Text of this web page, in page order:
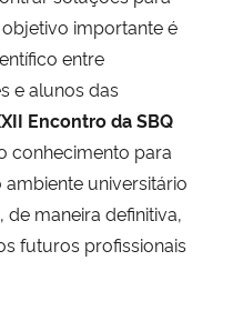
importante é
entre
e alunos das
Encontro da SBQ
conhecimento para
universitário
maneira definitiva,
futuros profissionais